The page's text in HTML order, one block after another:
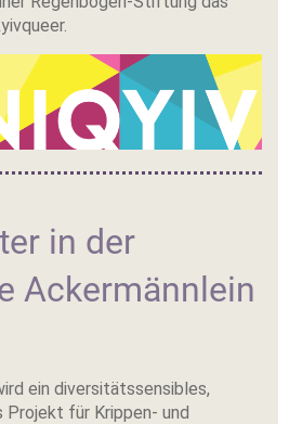
in der
Ackermännlein
ein diversitätssensibles,
für Krippen- und